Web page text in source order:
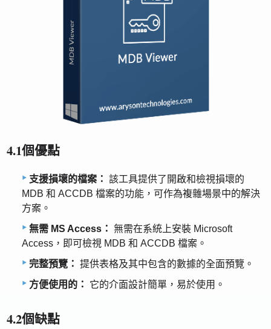
4.1個優點
支援損壞的檔案： 該工具提供了開啟和檢視損壞的
MDB 和 ACCDB 檔案的功能，可作為複雜場景中的解決
方案。
無需 MS Access： 無需在系統上安裝 Microsoft
Access，即可檢視 MDB 和 ACCDB 檔案。
完整預覽： 提供表格及其中包含的數據的全面預覽。
方便使用的：
它的介面設計簡單，易於使用。
4.2個缺點